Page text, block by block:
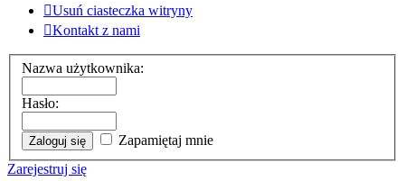
Usuń ciasteczka witryny
Kontakt z nami
Nazwa użytkownika:
Hasło:
Zapamiętaj mnie
Zarejestruj się